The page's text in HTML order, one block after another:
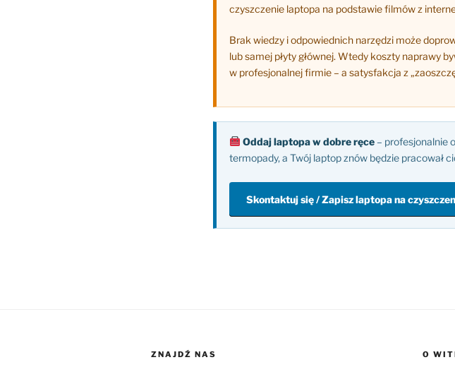
czyszczenie laptopa na podstawie filmów z
Brak wiedzy i odpowiednich narzędzi może
lub samej płyty głównej. Wtedy koszty naprawy
w profesjonalnej firmie – a satysfakcja z
Oddaj laptopa w dobre ręce– profesjonalnie
termopady, a Twój laptop znów będzie pracował
Skontaktuj się / Zapisz laptopa na
ZNAJDŹ NAS O